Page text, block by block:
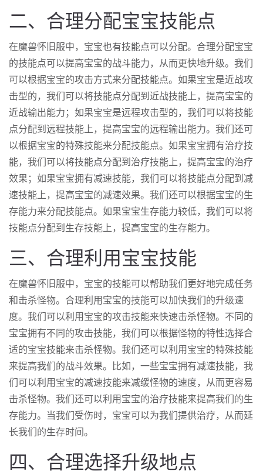
二、合理分配宝宝技能点
在魔兽怀旧服中，宝宝也有技能点可以分配。合理分配宝宝
的技能点可以提高宝宝的战斗能力，从而更快地升级。我们
可以根据宝宝的攻击方式来分配技能点。如果宝宝是近战攻
击型的，我们可以将技能点分配到近战技能上，提高宝宝的
近战输出能力；如果宝宝是远程攻击型的，我们可以将技能
点分配到远程技能上，提高宝宝的远程输出能力。我们还可
以根据宝宝的特殊技能来分配技能点。如果宝宝拥有治疗技
能，我们可以将技能点分配到治疗技能上，提高宝宝的治疗
效果；如果宝宝拥有减速技能，我们可以将技能点分配到减
速技能上，提高宝宝的减速效果。我们还可以根据宝宝的生
存能力来分配技能点。如果宝宝生存能力较低，我们可以将
技能点分配到生存技能上，提高宝宝的生存能力。
三、合理利用宝宝技能
在魔兽怀旧服中，宝宝的技能可以帮助我们更好地完成任务
和击杀怪物。合理利用宝宝的技能可以加快我们的升级速
度。我们可以利用宝宝的攻击技能来快速击杀怪物。不同的
宝宝拥有不同的攻击技能，我们可以根据怪物的特性选择合
适的宝宝技能来击杀怪物。我们还可以利用宝宝的特殊技能
来提高我们的战斗效果。比如，一些宝宝拥有减速技能，我
们可以利用宝宝的减速技能来减缓怪物的速度，从而更容易
击杀怪物。我们还可以利用宝宝的治疗技能来提高我们的生
存能力。当我们受伤时，宝宝可以为我们提供治疗，从而延
长我们的生存时间。
四、合理选择升级地点